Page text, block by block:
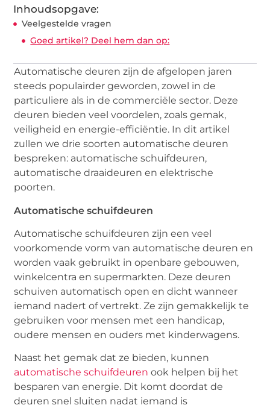
Inhoudsopgave:
Veelgestelde vragen
Goed artikel? Deel hem dan op:
Automatische deuren zijn de afgelopen jaren
steeds populairder geworden, zowel in de
particuliere als in de commerciële sector. Deze
deuren bieden veel voordelen, zoals gemak,
veiligheid en energie-efficiëntie. In dit artikel
zullen we drie soorten automatische deuren
bespreken: automatische schuifdeuren,
automatische draaideuren en elektrische
poorten.
Automatische schuifdeuren
Automatische schuifdeuren zijn een veel
voorkomende vorm van automatische deuren en
worden vaak gebruikt in openbare gebouwen,
winkelcentra en supermarkten. Deze deuren
schuiven automatisch open en dicht wanneer
iemand nadert of vertrekt. Ze zijn gemakkelijk te
gebruiken voor mensen met een handicap,
oudere mensen en ouders met kinderwagens.
Naast het gemak dat ze bieden, kunnen
automatische schuifdeuren ook helpen bij het
besparen van energie. Dit komt doordat de
deuren snel sluiten nadat iemand is